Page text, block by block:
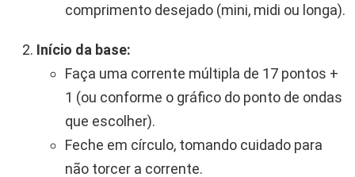
comprimento desejado (mini, midi ou longa).
Início da base:
Faça uma corrente múltipla de 17 pontos +
1 (ou conforme o gráfico do ponto de ondas
que escolher).
Feche em círculo, tomando cuidado para
não torcer a corrente.